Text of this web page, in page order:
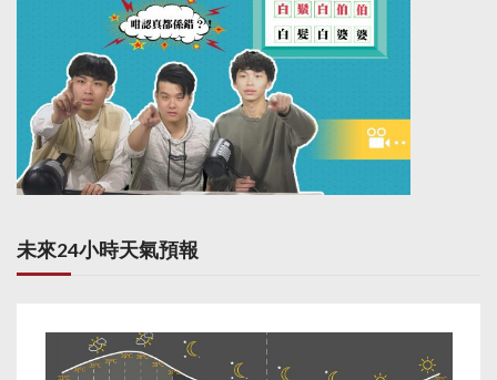
未來24小時天氣預報